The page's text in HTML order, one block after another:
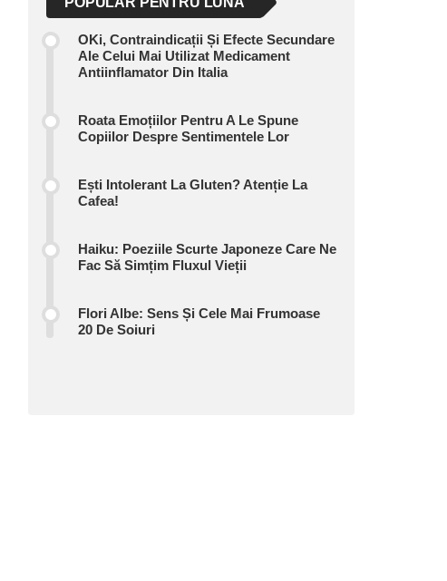
OKi, Contraindicații Și Efecte Secundare
Ale Celui Mai Utilizat Medicament
Antiinflamator Din Italia
Roata Emoțiilor Pentru A Le Spune
Copiilor Despre Sentimentele Lor
Ești Intolerant La Gluten? Atenție La
Cafea!
Haiku: Poeziile Scurte Japoneze Care Ne
Fac Să Simțim Fluxul Vieții
Flori Albe: Sens Și Cele Mai Frumoase
20 De Soiuri